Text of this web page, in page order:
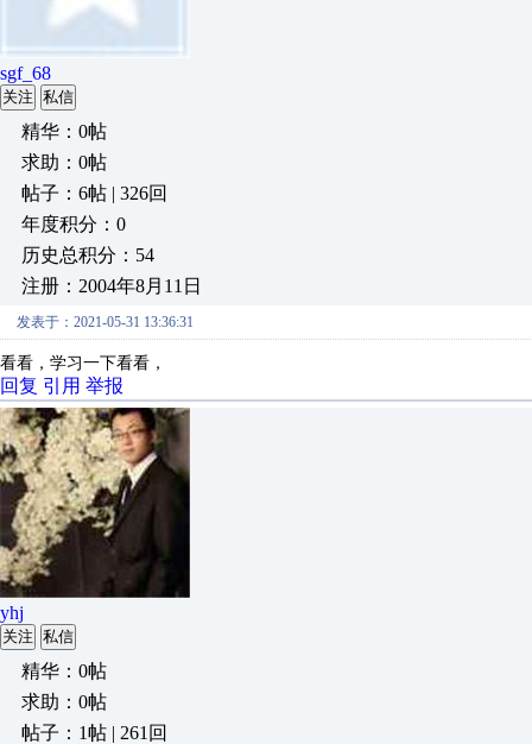
sgf_68
关注 私信
精华：0帖
求助：0帖
帖子：6帖 | 326回
年度积分：0
历史总积分：54
注册：2004年8月11日
发表于：2021-05-31 13:36:31
看看，学习一下看看，
回复 引用 举报
yhj
关注 私信
精华：0帖
求助：0帖
帖子：1帖 | 261回